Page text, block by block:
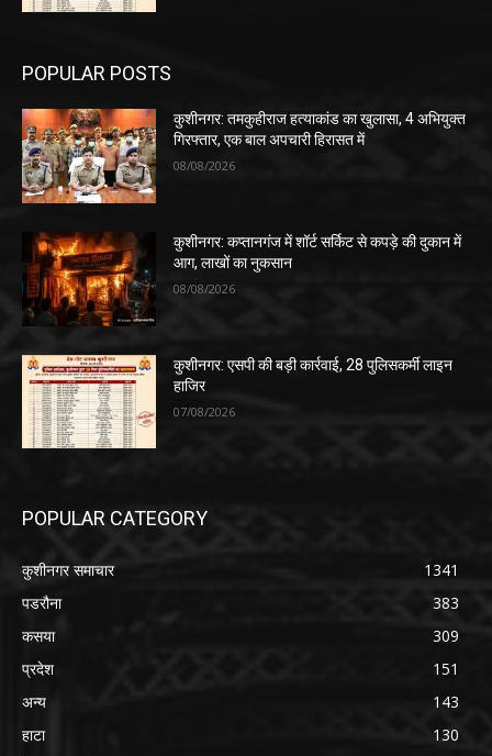
POPULAR POSTS
कुशीनगर: तमकुहीराज हत्याकांड का खुलासा, 4 अभियुक्त
गिरफ्तार, एक बाल अपचारी हिरासत में
08/08/2026
कुशीनगर: कप्तानगंज में शॉर्ट सर्किट से कपड़े की दुकान में
आग, लाखों का नुकसान
08/08/2026
कुशीनगर: एसपी की बड़ी कार्रवाई, 28 पुलिसकर्मी लाइन
हाजिर
07/08/2026
POPULAR CATEGORY
कुशीनगर समाचार
1341
पडरौना
383
कसया
309
प्रदेश
151
अन्य
143
हाटा
130